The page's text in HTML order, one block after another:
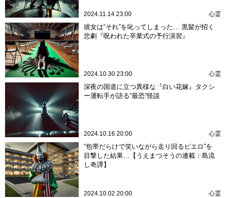
2024.11.14 23:00 心霊
彼女は“それ”を叱ってしまった… 黒髪が招く
悲劇『呪われた卒業式の予行演習』
2024.10.30 23:00 心霊
深夜の国道に立つ異様な『白い花嫁』タクシ
ー運転手が語る“最恐”怪談
2024.10.16 20:00 心霊
“包帯だらけで笑いながら走り回るピエロ”を
目撃した結果…【うえまつそうの連載：島流
し奇譚】
2024.10.02 20:00 心霊